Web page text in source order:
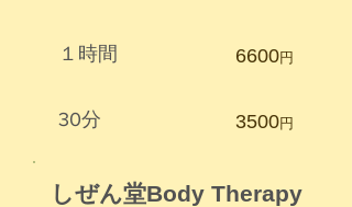
​１時間 ​6600円
30分​ ​3500円
​しぜん堂Body Therapy